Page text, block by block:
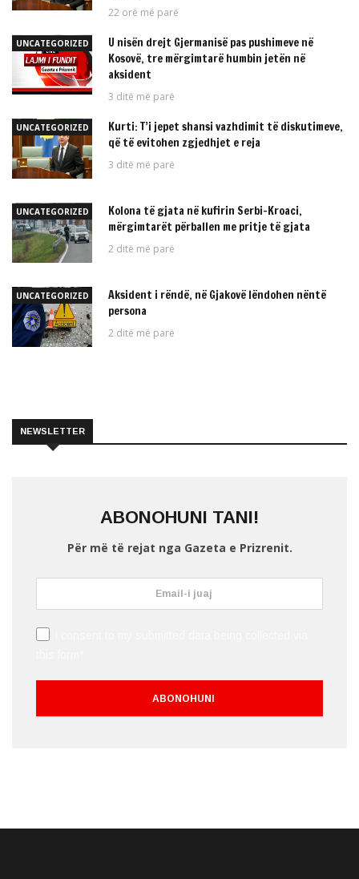
22 orë më parë
UNCATEGORIZED
U nisën drejt Gjermanisë pas pushimeve në
Kosovë, tre mërgimtarë humbin jetën në
aksident
3 ditë më parë
UNCATEGORIZED
Kurti: T’i jepet shansi vazhdimit të diskutimeve,
që të evitohen zgjedhjet e reja
3 ditë më parë
UNCATEGORIZED
Kolona të gjata në kufirin Serbi–Kroaci,
mërgimtarët përballen me pritje të gjata
2 ditë më parë
UNCATEGORIZED
Aksident i rëndë, në Gjakovë lëndohen nëntë
persona
2 ditë më parë
NEWSLETTER
ABONOHUNI TANI!
Për më të rejat nga Gazeta e Prizrenit.